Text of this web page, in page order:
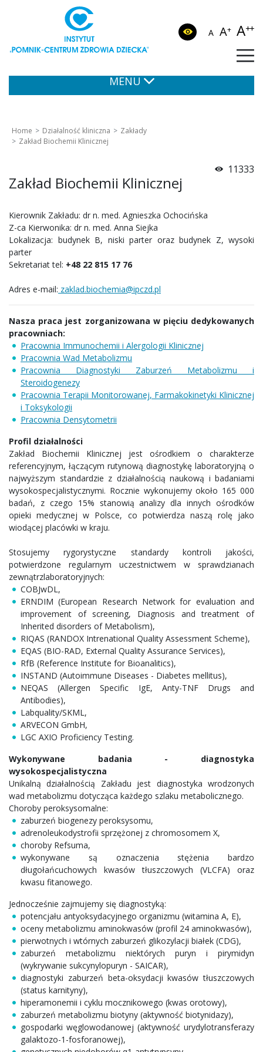
A A+ A++
MENU
Home Działalność kliniczna
Zakłady
Zakład Biochemii Klinicznej
11333
Zakład Biochemii Klinicznej
Kierownik Zakładu: dr n. med. Agnieszka Ochocińska
Z-ca Kierwonika: dr n. med. Anna Siejka
Lokalizacja: budynek B, niski parter oraz budynek Z, wysoki
parter
Sekretariat tel: +48 22 815 17 76
Adres e-mail: zaklad.biochemia@ipczd.pl
Nasza praca jest zorganizowana w pięciu dedykowanych
pracowniach:
Pracownia Immunochemii i Alergologii Klinicznej
Pracownia Wad Metabolizmu
Pracownia Diagnostyki Zaburzeń Metabolizmu i
Steroidogenezy
Pracownia Terapii Monitorowanej, Farmakokinetyki Klinicznej
i Toksykologii
Pracownia Densytometrii
Profil działalności
Zakład Biochemii Klinicznej jest ośrodkiem o charakterze
referencyjnym, łączącym rutynową diagnostykę laboratoryjną o
najwyższym standardzie z działalnością naukową i badaniami
wysokospecjalistycznymi. Rocznie wykonujemy około 165 000
badań, z czego 15% stanowią analizy dla innych ośrodków
opieki medycznej w Polsce, co potwierdza naszą rolę jako
wiodącej placówki w kraju.
Stosujemy rygorystyczne standardy kontroli jakości,
potwierdzone regularnym uczestnictwem w sprawdzianach
zewnątrzlaboratoryjnych:
COBJwDL,
ERNDIM (European Research Network for evaluation and
improvement of screening, Diagnosis and treatment of
Inherited disorders of Metabolism),
RIQAS (RANDOX Intrenational Quality Assessment Scheme),
EQAS (BIO-RAD, External Quality Assurance Services),
RfB (Reference Institute for Bioanalitics),
INSTAND (Autoimmune Diseases - Diabetes mellitus),
NEQAS (Allergen Specific IgE, Anty-TNF Drugs and
Antibodies),
Labquality/SKML,
ARVECON GmbH,
LGC AXIO Proficiency Testing.
Wykonywane badania - diagnostyka
wysokospecjalistyczna
Unikalną działalnością Zakładu jest diagnostyka wrodzonych
wad metabolizmu dotycząca każdego szlaku metabolicznego.
Choroby peroksysomalne:
zaburzeń biogenezy peroksysomu,
adrenoleukodystrofii sprzężonej z chromosomem X,
choroby Refsuma,
wykonywane są oznaczenia stężenia bardzo
długołańcuchowych kwasów tłuszczowych (VLCFA) oraz
kwasu fitanowego.
Jednocześnie zajmujemy się diagnostyką:
potencjału antyoksydacyjnego organizmu (witamina A, E),
oceny metabolizmu aminokwasów (profil 24 aminokwasów),
pierwotnych i wtórnych zaburzeń glikozylacji białek (CDG),
zaburzeń metabolizmu niektórych puryn i pirymidyn
(wykrywanie sukcynylopuryn - SAICAR),
diagnostyki zaburzeń beta-oksydacji kwasów tłuszczowych
(status karnityny),
hiperamonemii i cyklu mocznikowego (kwas orotowy),
zaburzeń metabolizmu biotyny (aktywność biotynidazy),
gospodarki węglowodanowej (aktywność urydylotransferazy
galaktozo-1-fosforanowej),